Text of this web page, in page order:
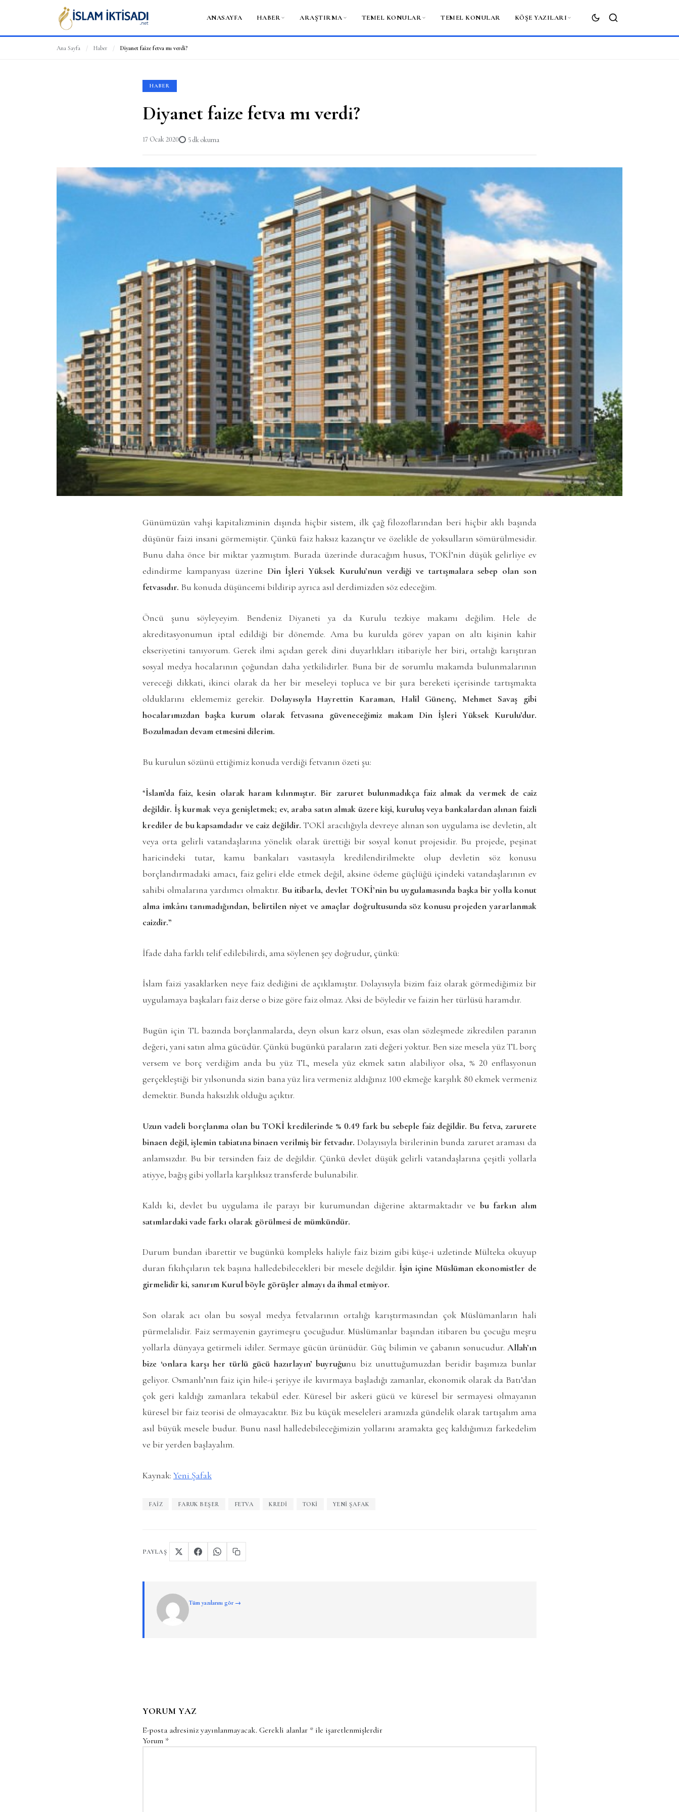
ANASAYFA HABER ARAŞTIRMA TEMEL KONULAR TEMEL KONULAR KÖŞE YAZILARI
ARA
Ana Sayfa / Haber / Diyanet faize fetva mı verdi?
HABER
Diyanet faize fetva mı verdi?
17 Ocak 2020 5 dk okuma
Günümüzün vahşi kapitalizminin dışında hiçbir sistem, ilk çağ filozoflarından beri hiçbir aklı başında
düşünür faizi insani görmemiştir. Çünkü faiz haksız kazançtır ve özelikle de yoksulların sömürülmesidir.
Bunu daha önce bir miktar yazmıştım. Burada üzerinde duracağım husus, TOKİ’nin düşük gelirliye ev
edindirme kampanyası üzerine Din İşleri Yüksek Kurulu’nun verdiği ve tartışmalara sebep olan son
fetvasıdır. Bu konuda düşüncemi bildirip ayrıca asıl derdimizden söz edeceğim.
Öncü şunu söyleyeyim. Bendeniz Diyaneti ya da Kurulu tezkiye makamı değilim. Hele de
akreditasyonumun iptal edildiği bir dönemde. Ama bu kurulda görev yapan on altı kişinin kahir
ekseriyetini tanıyorum. Gerek ilmi açıdan gerek dini duyarlıkları itibariyle her biri, ortalığı karıştıran
sosyal medya hocalarının çoğundan daha yetkilidirler. Buna bir de sorumlu makamda bulunmalarının
vereceği dikkati, ikinci olarak da her bir meseleyi topluca ve bir şura bereketi içerisinde tartışmakta
olduklarını eklememiz gerekir. Dolayısıyla Hayrettin Karaman, Halil Günenç, Mehmet Savaş gibi
hocalarımızdan başka kurum olarak fetvasına güveneceğimiz makam Din İşleri Yüksek Kurulu’dur.
Bozulmadan devam etmesini dilerim.
Bu kurulun sözünü ettiğimiz konuda verdiği fetvanın özeti şu:
“İslam’da faiz, kesin olarak haram kılınmıştır. Bir zaruret bulunmadıkça faiz almak da vermek de caiz
değildir. İş kurmak veya genişletmek; ev, araba satın almak üzere kişi, kuruluş veya bankalardan alınan faizli
krediler de bu kapsamdadır ve caiz değildir. TOKİ aracılığıyla devreye alınan son uygulama ise devletin, alt
veya orta gelirli vatandaşlarına yönelik olarak ürettiği bir sosyal konut projesidir. Bu projede, peşinat
haricindeki tutar, kamu bankaları vasıtasıyla kredilendirilmekte olup devletin söz konusu
borçlandırmadaki amacı, faiz geliri elde etmek değil, aksine ödeme güçlüğü içindeki vatandaşlarının ev
sahibi olmalarına yardımcı olmaktır. Bu itibarla, devlet TOKİ’nin bu uygulamasında başka bir yolla konut
alma imkânı tanımadığından, belirtilen niyet ve amaçlar doğrultusunda söz konusu projeden yararlanmak
caizdir.”
İfade daha farklı telif edilebilirdi, ama söylenen şey doğrudur, çünkü:
İslam faizi yasaklarken neye faiz dediğini de açıklamıştır. Dolayısıyla bizim faiz olarak görmediğimiz bir
uygulamaya başkaları faiz derse o bize göre faiz olmaz. Aksi de böyledir ve faizin her türlüsü haramdır.
Bugün için TL bazında borçlanmalarda, deyn olsun karz olsun, esas olan sözleşmede zikredilen paranın
değeri, yani satın alma gücüdür. Çünkü bugünkü paraların zati değeri yoktur. Ben size mesela yüz TL borç
versem ve borç verdiğim anda bu yüz TL, mesela yüz ekmek satın alabiliyor olsa, % 20 enflasyonun
gerçekleştiği bir yılsonunda sizin bana yüz lira vermeniz aldığınız 100 ekmeğe karşılık 80 ekmek vermeniz
demektir. Bunda haksızlık olduğu açıktır.
Uzun vadeli borçlanma olan bu TOKİ kredilerinde % 0.49 fark bu sebeple faiz değildir. Bu fetva, zarurete
binaen değil, işlemin tabiatına binaen verilmiş bir fetvadır. Dolayısıyla birilerinin bunda zaruret araması da
anlamsızdır. Bu bir tersinden faiz de değildir. Çünkü devlet düşük gelirli vatandaşlarına çeşitli yollarla
atiyye, bağış gibi yollarla karşılıksız transferde bulunabilir.
Kaldı ki, devlet bu uygulama ile parayı bir kurumundan diğerine aktarmaktadır ve bu farkın alım
satımlardaki vade farkı olarak görülmesi de mümkündür.
Durum bundan ibarettir ve bugünkü kompleks haliyle faiz bizim gibi küşe-i uzletinde Mülteka okuyup
duran fıkıhçıların tek başına halledebilecekleri bir mesele değildir. İşin içine Müslüman ekonomistler de
girmelidir ki, sanırım Kurul böyle görüşler almayı da ihmal etmiyor.
Son olarak acı olan bu sosyal medya fetvalarının ortalığı karıştırmasından çok Müslümanların hali
pürmelalidir. Faiz sermayenin gayrimeşru çocuğudur. Müslümanlar başından itibaren bu çocuğu meşru
yollarla dünyaya getirmeli idiler. Sermaye gücün ürünüdür. Güç bilimin ve çabanın sonucudur. Allah’ın
bize ‘onlara karşı her türlü gücü hazırlayın’ buyruğunu biz unuttuğumuzdan beridir başımıza bunlar
geliyor. Osmanlı’nın faiz için hile-i şeriyye ile kıvırmaya başladığı zamanlar, ekonomik olarak da Batı’dan
çok geri kaldığı zamanlara tekabül eder. Küresel bir askeri gücü ve küresel bir sermayesi olmayanın
küresel bir faiz teorisi de olmayacaktır. Biz bu küçük meseleleri aramızda gündelik olarak tartışalım ama
asıl büyük mesele budur. Bunu nasıl halledebileceğimizin yollarını aramakta geç kaldığımızı farkedelim
ve bir yerden başlayalım.
Kaynak: Yeni Şafak
FAIZ FARUK BEŞER FETVA KREDI TOKİ YENI ŞAFAK
PAYLAŞ
Tüm yazılarını gör →
YORUM YAZ
E-posta adresiniz yayınlanmayacak. Gerekli alanlar * ile işaretlenmişlerdir
Yorum *